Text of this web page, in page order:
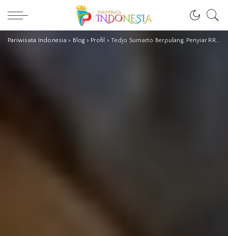
Pariwisata Indonesia > Blog > Profil >Tedjo Sumarto Berpulang, Penyiar RRI Legendaris